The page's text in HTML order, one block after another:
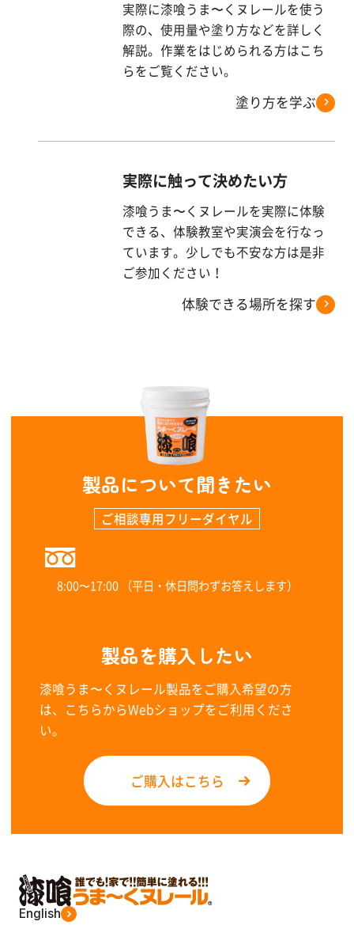
実際に漆喰うま〜くヌレールを使う
際の、使用量や塗り方などを詳しく
解説。作業をはじめられる方はこち
らをご覧ください。
塗り方を学ぶ
実際に触って決めたい方
漆喰うま〜くヌレールを実際に体験
できる、体験教室や実演会を行なっ
ています。少しでも不安な方は是非
ご参加ください！
体験できる場所を探す
製品について聞きたい
ご相談専用フリーダイヤル
0120-323-960
8:00〜17:00 （平日・休日問わずお答えします）
製品を購入したい
漆喰うま〜くヌレール製品をご購入希望の方
は、こちらからWebショップをご利用くださ
い。
ご購入はこちら
English